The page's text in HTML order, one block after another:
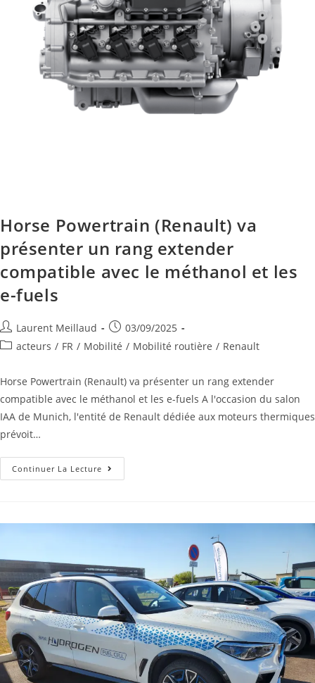
Horse Powertrain (Renault) va
présenter un rang extender
compatible avec le méthanol et les
e-fuels
Laurent Meillaud
03/09/2025
acteurs / FR / Mobilité / Mobilité routière / Renault
Horse Powertrain (Renault) va présenter un rang extender
compatible avec le méthanol et les e-fuels A l'occasion du salon
IAA de Munich, l'entité de Renault dédiée aux moteurs thermiques
prévoit…
Continuer La Lecture